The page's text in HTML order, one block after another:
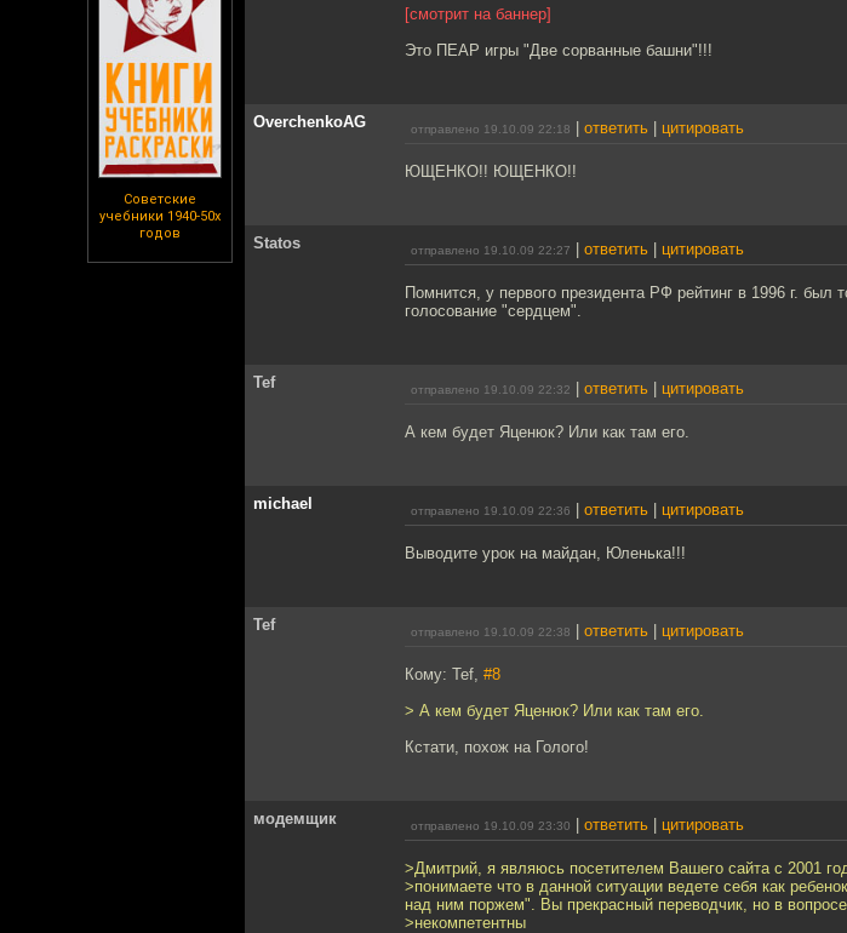
Советские
учебники 1940-50х
годов
[смотрит на баннер]
Это ПЕАР игры "Две сорванные башни"!!!
OverchenkoAG отправлено 19.10.09 22:18 ответить цитировать
ЮЩЕНКО!! ЮЩЕНКО!!
Statos отправлено 19.10.09 22:27 ответить цитировать
Помнится, у первого президента РФ рейтинг в 1996 г. был
голосование "сердцем".
Tef отправлено 19.10.09 22:32 ответить цитировать
А кем будет Яценюк? Или как там его.
michael отправлено 19.10.09 22:36 ответить цитировать
Выводите урок на майдан, Юленька!!!
Tef отправлено 19.10.09 22:38 ответить цитировать
Кому: Tef, #8
> А кем будет Яценюк? Или как там его.
Кстати, похож на Голого!
модемщик отправлено 19.10.09 23:30 ответить цитировать
>Дмитрий, я являюсь посетителем Вашего сайта с 2001
>понимаете что в данной ситуации ведете себя как
над ним поржем". Вы прекрасный переводчик, но в
>некомпетентны